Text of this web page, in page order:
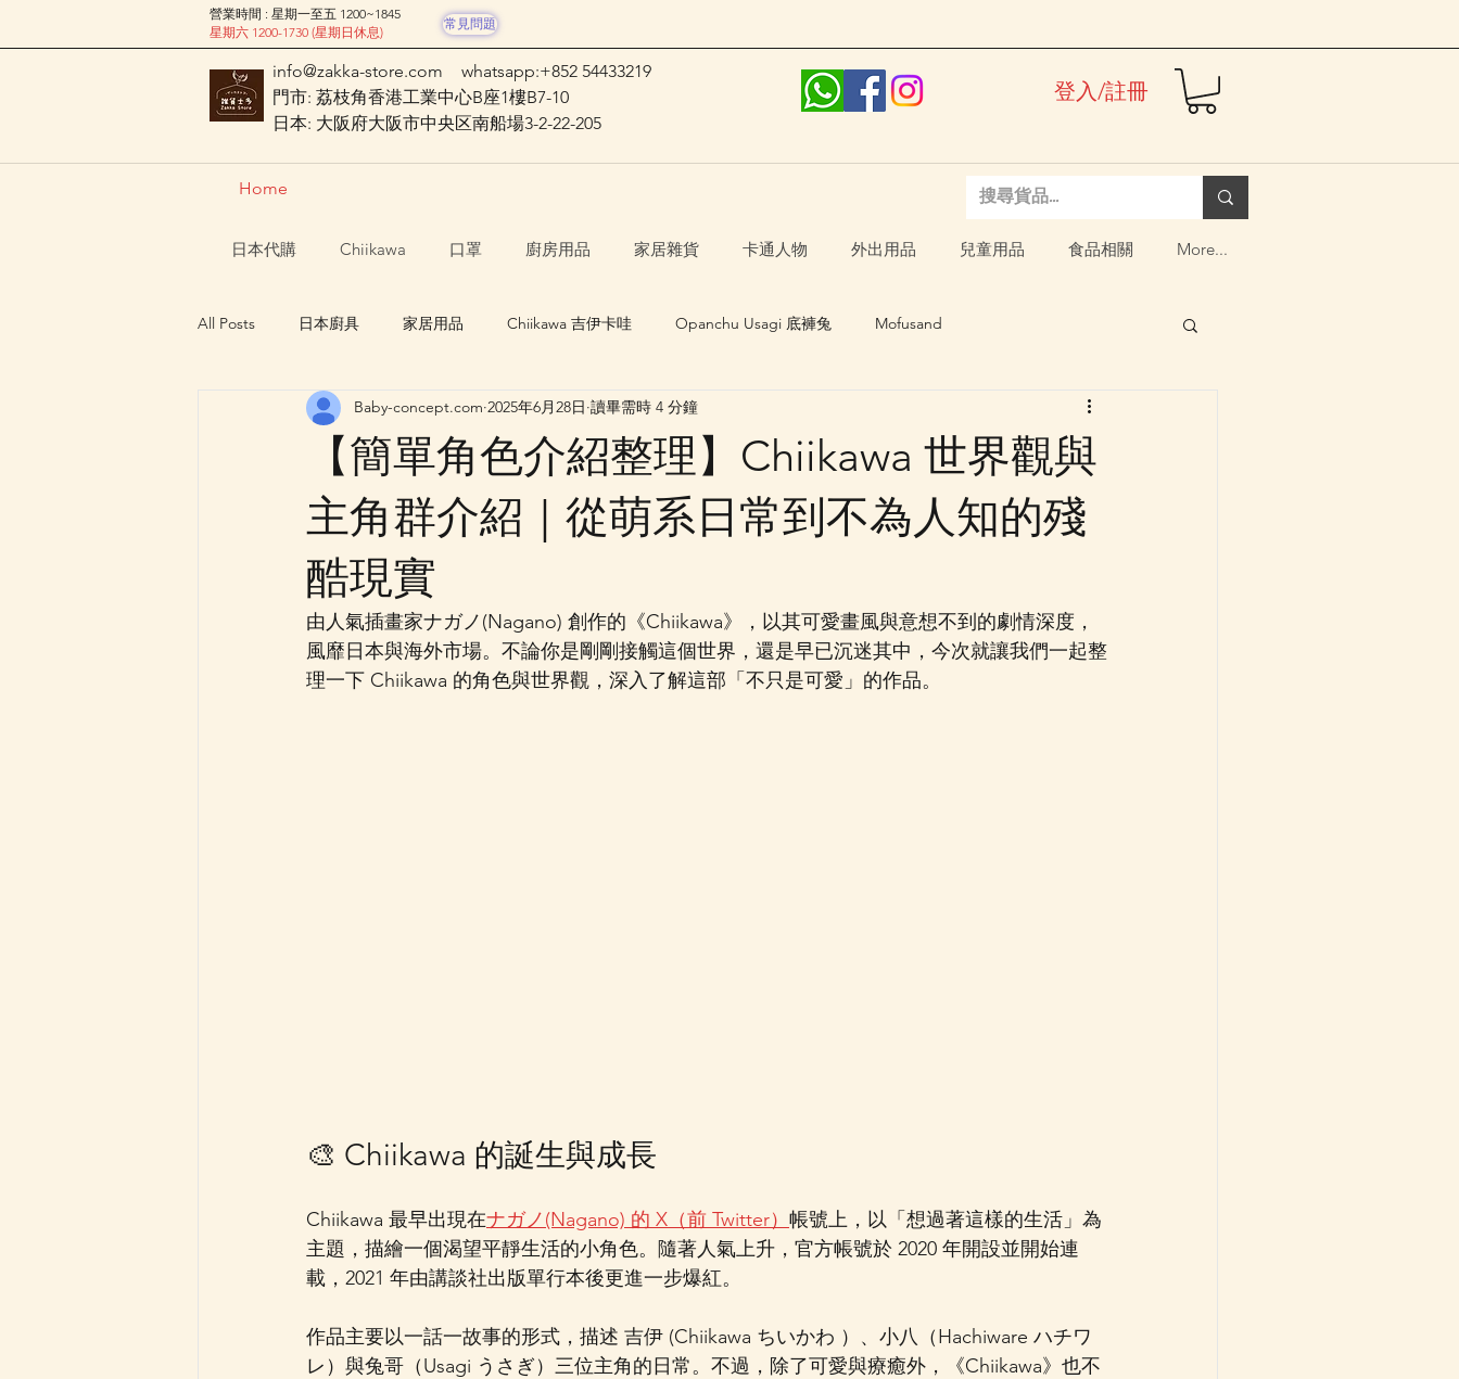
營業時間 : 星期一至五 1200~1845
星期六 1200-1730 (星期日休息)
常見問題
info@zakka-store.com
whatsapp:+852 54433219
門市: 荔枝角香港工業中心B座1樓B7-10
日本: 大阪府大阪市中央区南船場3-2-22-205
登入/註冊
Home
日本代購 Chiikawa 口罩 廚房用品 家居雜貨 卡通人物 外出用品 兒童用品 食品相關 More...
All Posts 日本廚具 家居用品 Chiikawa 吉伊卡哇 Opanchu Usagi 底褲兔 Mofusand
Nagano Characters 長野角色 日本口罩 其他卡通人物
【簡單角色介紹整理】Chiikawa 世界觀與
主角群介紹｜從萌系日常到不為人知的殘
酷現實
Baby-concept.com 2025年6月28日 讀畢需時 4 分鐘
由人氣插畫家ナガノ(Nagano) 創作的《Chiikawa》，以其可愛畫風與意想不到的劇情深度，
風靡日本與海外市場。不論你是剛剛接觸這個世界，還是早已沉迷其中，今次就讓我們一起整
理一下 Chiikawa 的角色與世界觀，深入了解這部「不只是可愛」的作品。
🎨 Chiikawa 的誕生與成長
Chiikawa 最早出現在ナガノ(Nagano) 的 X（前 Twitter） 帳號上，以「想過著這樣的生活」為
主題，描繪一個渴望平靜生活的小角色。隨著人氣上升，官方帳號於 2020 年開設並開始連
載，2021 年由講談社出版單行本後更進一步爆紅。
作品主要以一話一故事的形式，描述 吉伊 (Chiikawa ちいかわ ）、小八（Hachiware ハチワ
レ）與兔哥（Usagi うさぎ）三位主角的日常。不過，除了可愛與療癒外，《Chiikawa》也不